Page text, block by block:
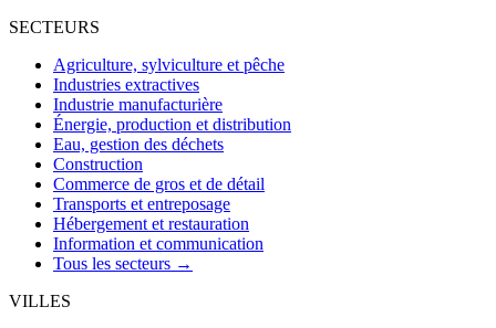
SECTEURS
Agriculture, sylviculture et pêche
Industries extractives
Industrie manufacturière
Énergie, production et distribution
Eau, gestion des déchets
Construction
Commerce de gros et de détail
Transports et entreposage
Hébergement et restauration
Information et communication
Tous les secteurs →
VILLES